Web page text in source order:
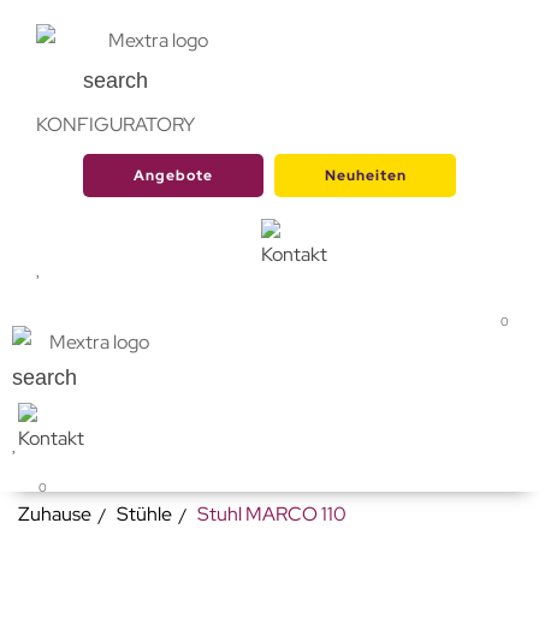
search
KONFIGURATORY
Angebote Neuheiten
0
search
0
Zuhause Stühle Stuhl MARCO 110